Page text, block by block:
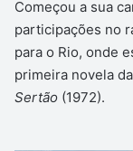
Começou a sua
participações no
para o Rio, onde
primeira novela
Sertão (1972).